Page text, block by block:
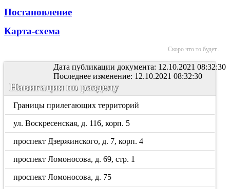
Постановление
Карта-схема
Скоро что то будет...
Дата публикации документа: 12.10.2021 08:32:30
Последнее изменение: 12.10.2021 08:32:30
Навигация по разделу
Границы прилегающих территорий
ул. Воскресенская, д. 116, корп. 5
проспект Дзержинского, д. 7, корп. 4
проспект Ломоносова, д. 69, стр. 1
проспект Ломоносова, д. 75